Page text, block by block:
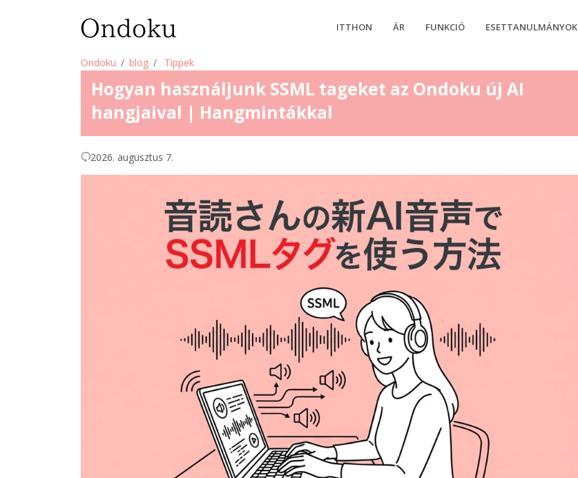
ITTHON ÁR FUNKCIÓ ESETTANULMÁNYOK
Ondoku blog Tippek
Hogyan használjunk SSML tageket az Ondoku új AI
hangjaival | Hangmintákkal
2026. augusztus 7.